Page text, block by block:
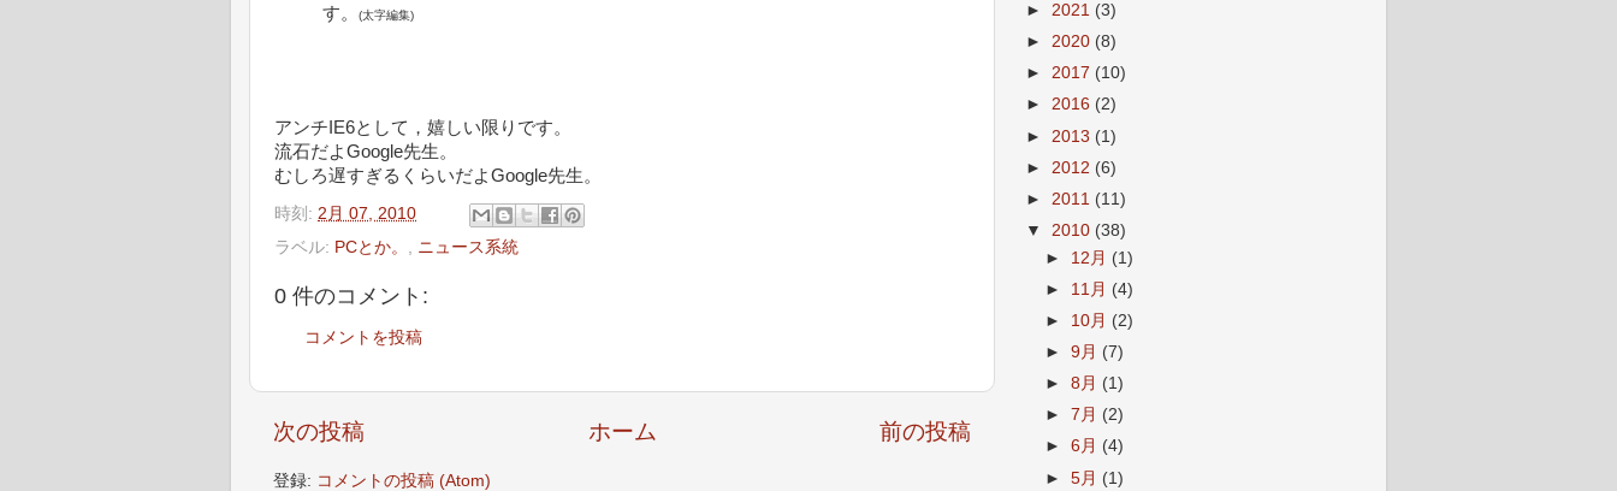
す。
(太字編集)
アンチIE6として，嬉しい限りです。
流石だよGoogle先生。
むしろ遅すぎるくらいだよGoogle先生。
時刻: 2月 07, 2010
ラベル: PCとか。 , ニュース系統
0 件のコメント:
コメントを投稿
次の投稿 前の投稿
ホーム
登録: コメントの投稿 (Atom)
► 2021 (3)
► 2020 (8)
► 2017 (10)
► 2016 (2)
► 2013 (1)
► 2012 (6)
► 2011 (11)
▼ 2010 (38)
► 12月 (1)
► 11月 (4)
► 10月 (2)
►9月 (7)
►8月 (1)
►7月 (2)
►6月 (4)
►5月 (1)